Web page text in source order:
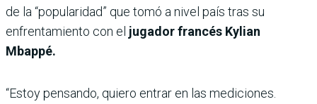
de la “popularidad” que tomó a nivel país tras su
enfrentamiento con el jugador francés Kylian
Mbappé.
“Estoy pensando, quiero entrar en las mediciones.